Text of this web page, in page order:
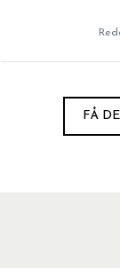
och rör runt.
FÅ